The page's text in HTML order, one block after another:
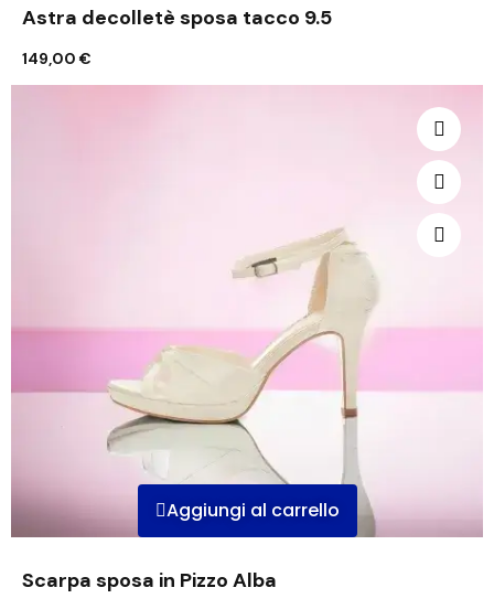
Astra decolletè sposa tacco 9.5
149,00 €
Aggiungi al carrello
Scarpa sposa in Pizzo Alba